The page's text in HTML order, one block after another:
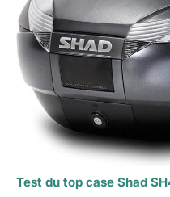
Test du top case Shad